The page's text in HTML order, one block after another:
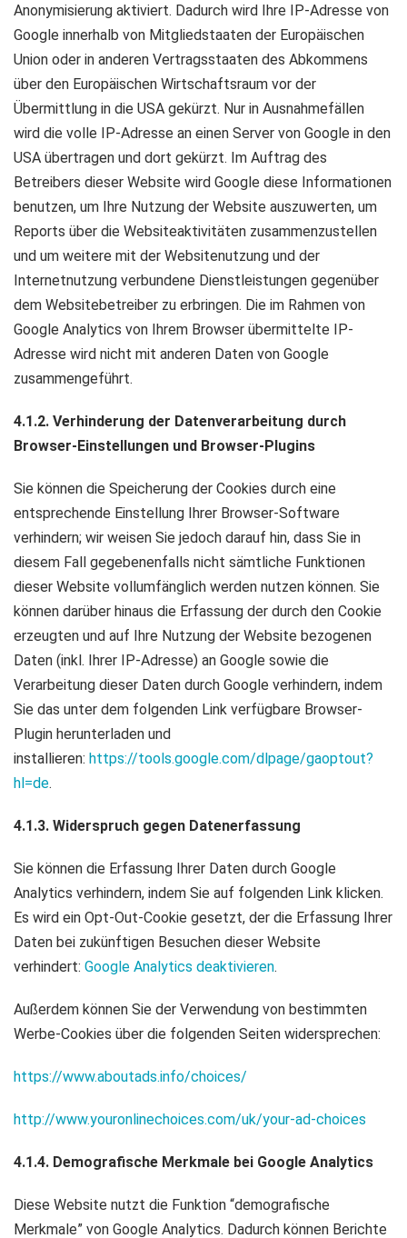
Anonymisierung aktiviert. Dadurch wird Ihre IP-Adresse von
Google innerhalb von Mitgliedstaaten der Europäischen
Union oder in anderen Vertragsstaaten des Abkommens
über den Europäischen Wirtschaftsraum vor der
Übermittlung in die USA gekürzt. Nur in Ausnahmefällen
wird die volle IP-Adresse an einen Server von Google in den
USA übertragen und dort gekürzt. Im Auftrag des
Betreibers dieser Website wird Google diese Informationen
benutzen, um Ihre Nutzung der Website auszuwerten, um
Reports über die Websiteaktivitäten zusammenzustellen
und um weitere mit der Websitenutzung und der
Internetnutzung verbundene Dienstleistungen gegenüber
dem Websitebetreiber zu erbringen. Die im Rahmen von
Google Analytics von Ihrem Browser übermittelte IP-
Adresse wird nicht mit anderen Daten von Google
zusammengeführt.
4.1.2. Verhinderung der Datenverarbeitung durch
Browser-Einstellungen und Browser-Plugins
Sie können die Speicherung der Cookies durch eine
entsprechende Einstellung Ihrer Browser-Software
verhindern; wir weisen Sie jedoch darauf hin, dass Sie in
diesem Fall gegebenenfalls nicht sämtliche Funktionen
dieser Website vollumfänglich werden nutzen können. Sie
können darüber hinaus die Erfassung der durch den Cookie
erzeugten und auf Ihre Nutzung der Website bezogenen
Daten (inkl. Ihrer IP-Adresse) an Google sowie die
Verarbeitung dieser Daten durch Google verhindern, indem
Sie das unter dem folgenden Link verfügbare Browser-
Plugin herunterladen und
installieren: https://tools.google.com/dlpage/gaoptout?
hl=de.
4.1.3. Widerspruch gegen Datenerfassung
Sie können die Erfassung Ihrer Daten durch Google
Analytics verhindern, indem Sie auf folgenden Link klicken.
Es wird ein Opt-Out-Cookie gesetzt, der die Erfassung Ihrer
Daten bei zukünftigen Besuchen dieser Website
verhindert: Google Analytics deaktivieren.
Außerdem können Sie der Verwendung von bestimmten
Werbe-Cookies über die folgenden Seiten widersprechen:
https://www.aboutads.info/choices/
http://www.youronlinechoices.com/uk/your-ad-choices
4.1.4. Demografische Merkmale bei Google Analytics
Diese Website nutzt die Funktion “demografische
Merkmale” von Google Analytics. Dadurch können Berichte